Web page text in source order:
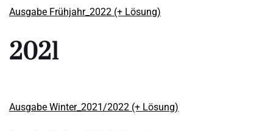
Ausgabe Frühjahr_2022 (+ Lösung)
2021
Ausgabe Winter_2021/2022 (+ Lösung)